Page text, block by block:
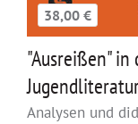
38,00 €
"Ausreißen"
Analysen und